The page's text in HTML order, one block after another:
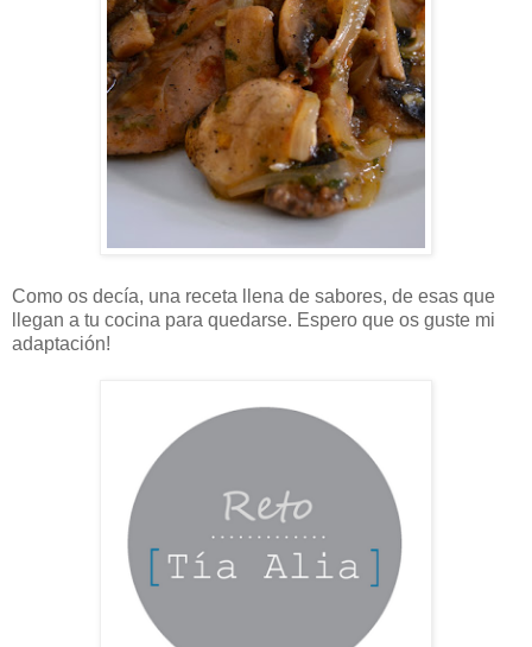
Como os decía, una receta llena de sabores, de esas que
llegan a tu cocina para quedarse. Espero que os guste mi
adaptación!